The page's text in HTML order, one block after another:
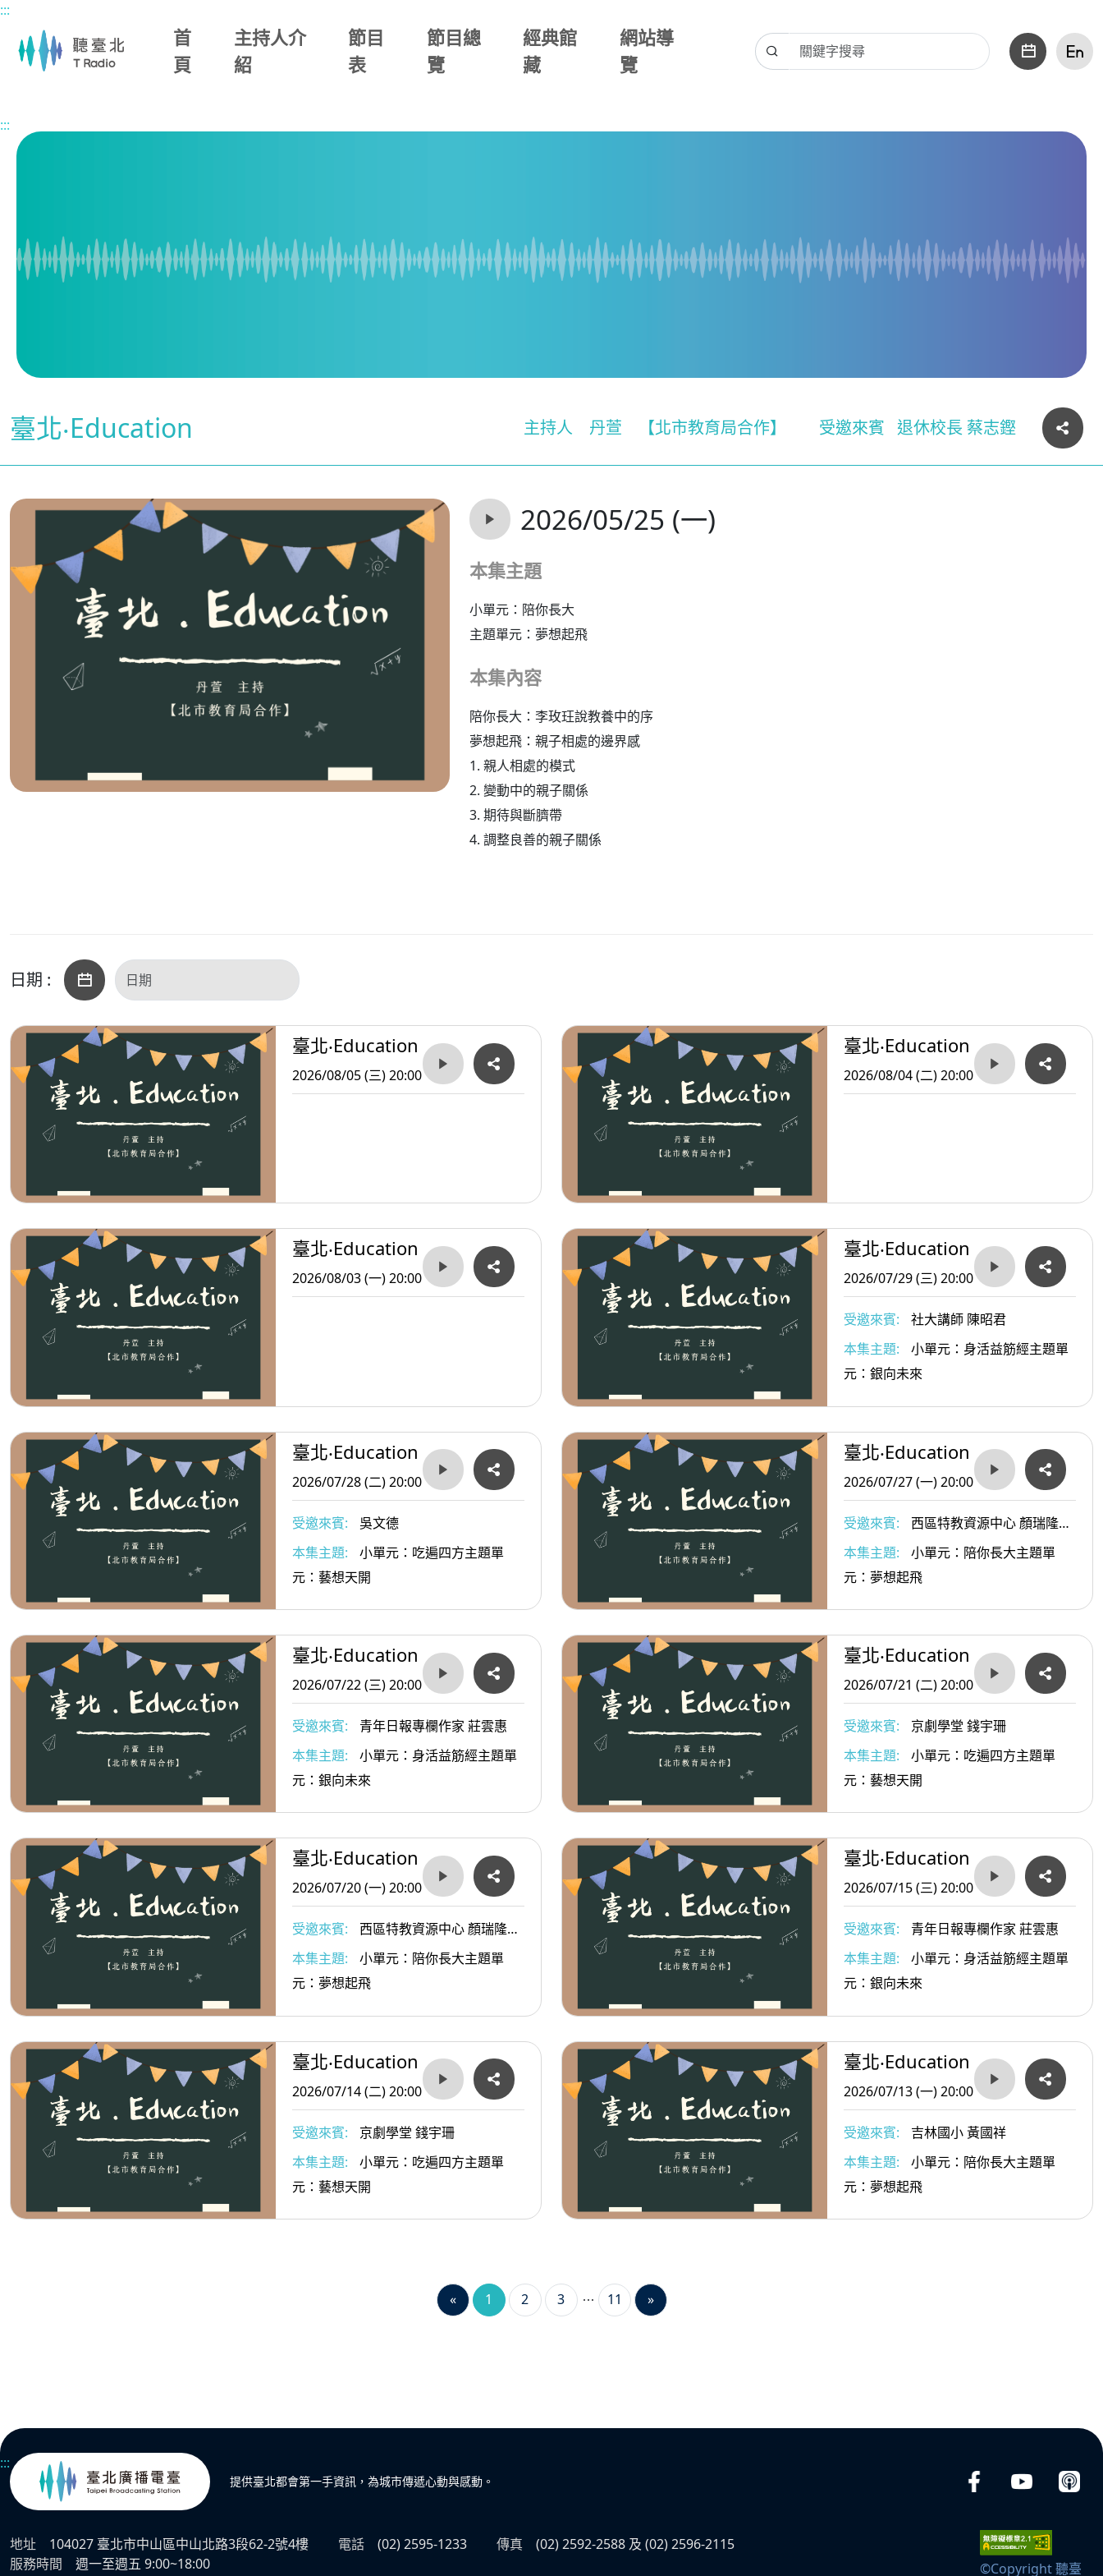
主要內容區塊
:::
首
頁
主持人介
紹
節目
表
節目總
覽
經典館
藏
網站導
覽
:::
臺北‧Education 主持人 丹萱 【北市教育局合作】 受邀來賓 退休校長 蔡志鏗
2026/05/25 (一)
本集主題
小單元：陪你長大
主題單元：夢想起飛
本集內容
陪你長大：李玫玨說教養中的序
夢想起飛：親子相處的邊界感
1. 親人相處的模式
2. 變動中的親子關係
3. 期待與斷臍帶
4. 調整良善的親子關係
日期 :
臺北‧Education
2026/08/05 (三) 20:00
臺北‧Education
2026/08/04 (二) 20:00
臺北‧Education
2026/08/03 (一) 20:00
臺北‧Education
2026/07/29 (三) 20:00
受邀來賓:
社大講師 陳昭君
本集主題:
小單元：身活益筋經主題單
元：銀向未來
臺北‧Education
2026/07/28 (二) 20:00
受邀來賓:
吳文德
本集主題:
小單元：吃遍四方主題單
元：藝想天開
臺北‧Education
2026/07/27 (一) 20:00
受邀來賓:
西區特教資源中心 顏瑞隆主
任
本集主題:
小單元：陪你長大主題單
元：夢想起飛
臺北‧Education
2026/07/22 (三) 20:00
受邀來賓:
青年日報專欄作家 莊雲惠
本集主題:
小單元：身活益筋經主題單
元：銀向未來
臺北‧Education
2026/07/21 (二) 20:00
受邀來賓:
京劇學堂 錢宇珊
本集主題:
小單元：吃遍四方主題單
元：藝想天開
臺北‧Education
2026/07/20 (一) 20:00
受邀來賓:
西區特教資源中心 顏瑞隆主
任
本集主題:
小單元：陪你長大主題單
元：夢想起飛
臺北‧Education
2026/07/15 (三) 20:00
受邀來賓:
青年日報專欄作家 莊雲惠
本集主題:
小單元：身活益筋經主題單
元：銀向未來
臺北‧Education
2026/07/14 (二) 20:00
受邀來賓:
京劇學堂 錢宇珊
本集主題:
小單元：吃遍四方主題單
元：藝想天開
臺北‧Education
2026/07/13 (一) 20:00
受邀來賓:
吉林國小 黃國祥
本集主題:
小單元：陪你長大主題單
元：夢想起飛
« 1 2 3 11 »
:::
提供臺北都會第一手資訊，為城市傳遞心動與感動。
地址 104027 臺北市中山區中山北路3段62-2號4樓 電話 (02) 2595-1233 傳真
(02) 2592-2588 及 (02) 2596-2115
服務時間
週一至週五 9:00~18:00 ©Copyright 聽臺